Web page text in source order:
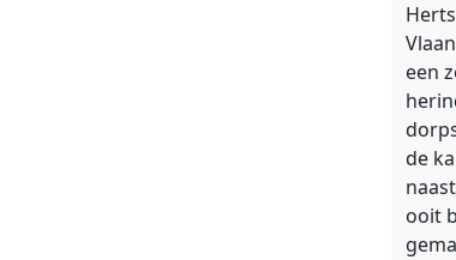
een
de
ooit